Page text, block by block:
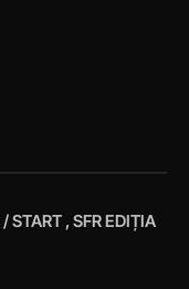
START , SFR EDIȚIA